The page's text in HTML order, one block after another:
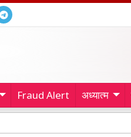
Fraud Alert अध्यात्म